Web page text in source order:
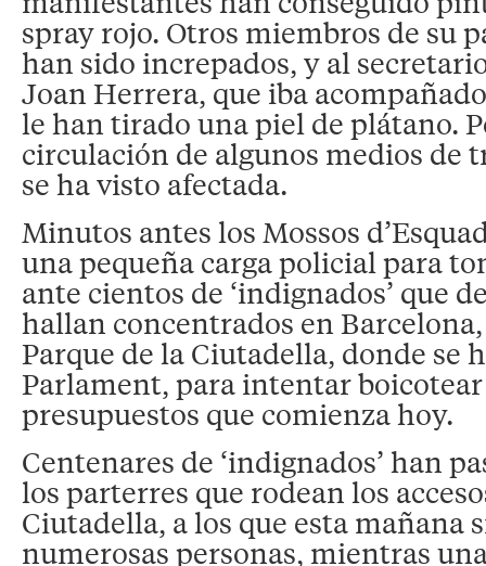
spray rojo. Otros miembros de su
han sido increpados, y al
Joan Herrera, que iba
le han tirado una piel de plátano.
circulación de algunos medios de
se ha visto afectada.
Minutos antes los Mossos
una pequeña carga policial para
ante cientos de ‘indignados’ que
hallan concentrados en
Parque de la Ciutadella, donde se
Parlament, para intentar boicotear
presupuestos que comienza hoy.
Centenares de ‘indignados’ han
los parterres que rodean los
Ciutadella, a los que esta mañana
numerosas personas, mientras